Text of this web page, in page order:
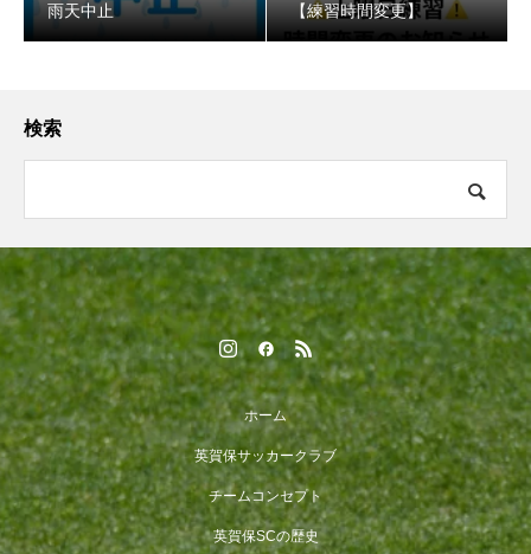
️雨天中止 【練習時間変更】
検索
ホーム
英賀保サッカークラブ
チームコンセプト
英賀保SCの歴史